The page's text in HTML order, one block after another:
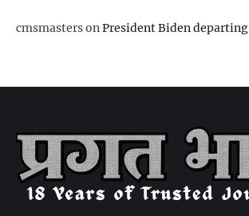
cmsmastersonPresident Biden